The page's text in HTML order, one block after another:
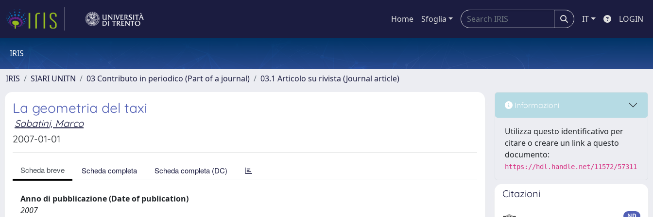
Home Sfoglia IT LOGIN
IRIS
IRIS SIARI UNITN 03 Contributo in periodico (Part of a journal) 03.1 Articolo su rivista (Journal article)
La geometria del taxi
Sabatini, Marco
2007-01-01
Scheda breve Scheda completa Scheda completa (DC)
Anno di pubblicazione (Date of publication)
2007
Informazioni
Utilizza questo identificativo per
citare o creare un link a questo
documento:
https://hdl.handle.net/11572/57311
Citazioni